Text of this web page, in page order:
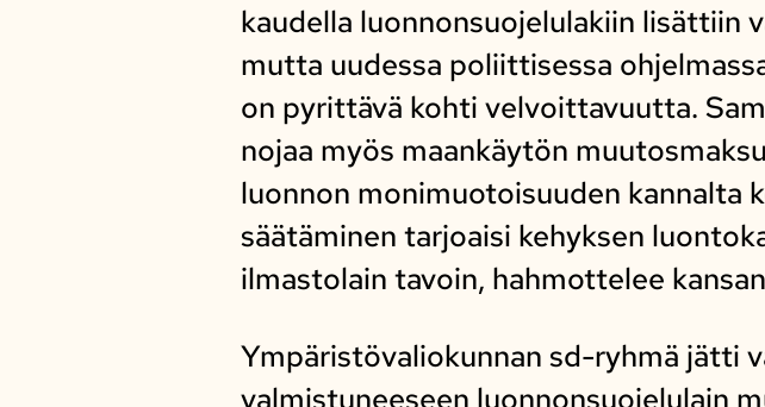
kaudella luonnonsuojelulakiin lisättiin
mutta uudessa poliittisessa
on pyrittävä kohti velvoittavuutta.
nojaa myös maankäytön
luonnon monimuotoisuuden kannalta
säätäminen tarjoaisi kehyksen
ilmastolain tavoin, hahmottelee
Ympäristövaliokunnan sd-ryhmä jätti
valmistuneeseen luonnonsuojelulain